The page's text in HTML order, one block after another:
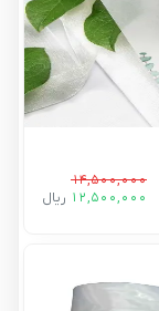
14,500,000
12,500,000 ريال